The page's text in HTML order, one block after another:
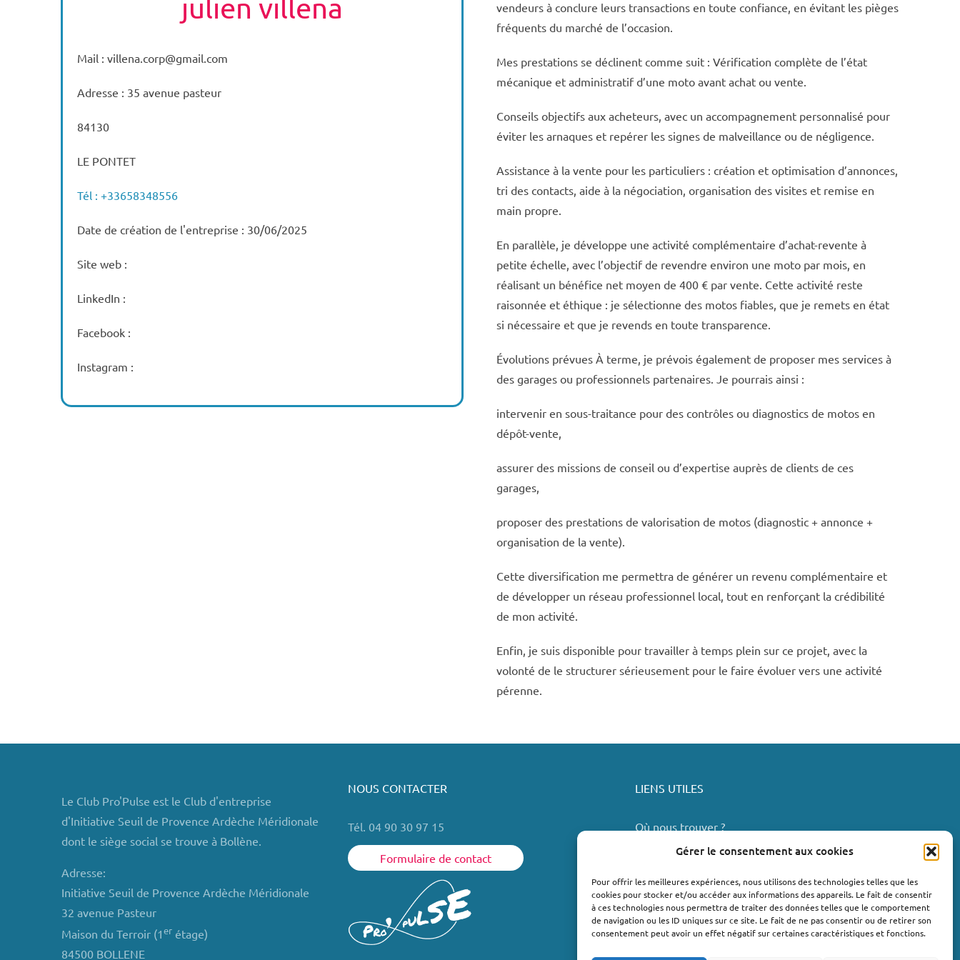
Gérer le consentement aux cookies
Pour offrir les meilleures expériences, nous utilisons des technologies telles que les
cookies pour stocker et/ou accéder aux informations des appareils. Le fait de consentir
à ces technologies nous permettra de traiter des données telles que le comportement
de navigation ou les ID uniques sur ce site. Le fait de ne pas consentir ou de retirer son
consentement peut avoir un effet négatif sur certaines caractéristiques et fonctions.
julien villena
Mail : villena.corp@gmail.com
Adresse : 35 avenue pasteur
84130
LE PONTET
Tél : +33658348556
Date de création de l'entreprise : 30/06/2025
Site web :
LinkedIn :
Facebook :
Instagram :
vendeurs à conclure leurs transactions en toute confiance, en évitant les pièges
fréquents du marché de l’occasion.
Mes prestations se déclinent comme suit : Vérification complète de l’état
mécanique et administratif d’une moto avant achat ou vente.
Conseils objectifs aux acheteurs, avec un accompagnement personnalisé pour
éviter les arnaques et repérer les signes de malveillance ou de négligence.
Assistance à la vente pour les particuliers : création et optimisation d’annonces,
tri des contacts, aide à la négociation, organisation des visites et remise en
main propre.
En parallèle, je développe une activité complémentaire d’achat-revente à
petite échelle, avec l’objectif de revendre environ une moto par mois, en
réalisant un bénéfice net moyen de 400 € par vente. Cette activité reste
raisonnée et éthique : je sélectionne des motos fiables, que je remets en état
si nécessaire et que je revends en toute transparence.
Évolutions prévues À terme, je prévois également de proposer mes services à
des garages ou professionnels partenaires. Je pourrais ainsi :
intervenir en sous-traitance pour des contrôles ou diagnostics de motos en
dépôt-vente,
assurer des missions de conseil ou d’expertise auprès de clients de ces
garages,
proposer des prestations de valorisation de motos (diagnostic + annonce +
organisation de la vente).
Cette diversification me permettra de générer un revenu complémentaire et
de développer un réseau professionnel local, tout en renforçant la crédibilité
de mon activité.
Enfin, je suis disponible pour travailler à temps plein sur ce projet, avec la
volonté de le structurer sérieusement pour le faire évoluer vers une activité
pérenne.
Le Club Pro'Pulse est le Club d'entreprise
d'Initiative Seuil de Provence Ardèche Méridionale
dont le siège social se trouve à Bollène.
Adresse:
Initiative Seuil de Provence Ardèche Méridionale
32 avenue Pasteur
Maison du Terroir (1erétage)
84500 BOLLENE
NOUS CONTACTER
Tél. 04 90 30 97 15
Formulaire de contact
LIENS UTILES
Où nous trouver ?
Valréas
Le Teil
Lachapelle-sous-Aubenas